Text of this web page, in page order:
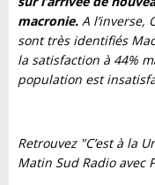
macronie. A l’inverse,
sont très identifiés
la satisfaction à 44%
population est
Retrouvez "C’est à la
Matin Sud Radio avec